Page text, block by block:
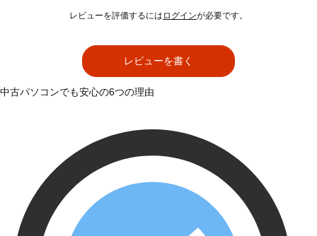
レビューを評価するには ログインが必要です。
レビューを書く
中古パソコンでも安心の6つの理由